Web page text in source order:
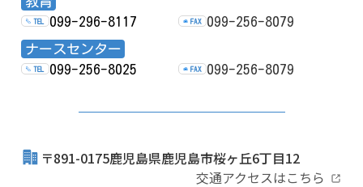
TEL 099-296-8117 FAX
099-256-8079
ナースセンター
TEL 099-256-8025 FAX 099-256-8079
〒891-0175鹿児島県鹿児島市桜ヶ丘6丁目12
交通アクセスはこちら